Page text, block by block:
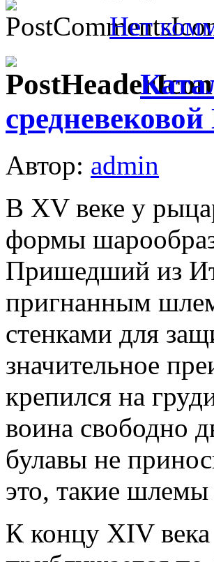
Нет
Автор: admin
В XV веке у
формы
Пришедший из
пригнанным
стенками для
значительное
крепился на
воина свободно
булавы не
это, такие шлемы
К концу XIV века